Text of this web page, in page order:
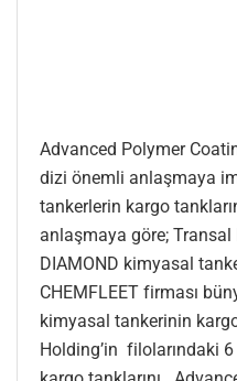
Advanced Polymer
dizi önemli anlaşmaya
tankerlerin kargo
anlaşmaya göre;
DIAMOND kimyasal
CHEMFLEET firması
kimyasal tankerinin
Holding’in filolarındaki